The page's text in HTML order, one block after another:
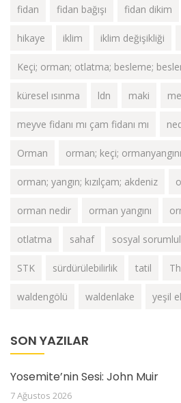
fidan fidan bağışı fidan dikim
hikaye iklim iklim değişikliği
Keçi; orman; otlatma; besleme;
küresel ısınma ldn maki
meyve fidanı mı çam fidanı mı
Orman orman; keçi; ormanyangını
orman; yangın; kızılçam; akdeniz
orman nedir orman yangını
otlatma sahaf sosyal
STK sürdürülebilirlik tatil
waldengölü waldenlake yeşil
SON YAZILAR
Yosemite’nin Sesi: John Muir
7 Ağustos 2026